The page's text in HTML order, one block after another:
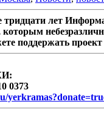
лет
которым
поддержать
0373